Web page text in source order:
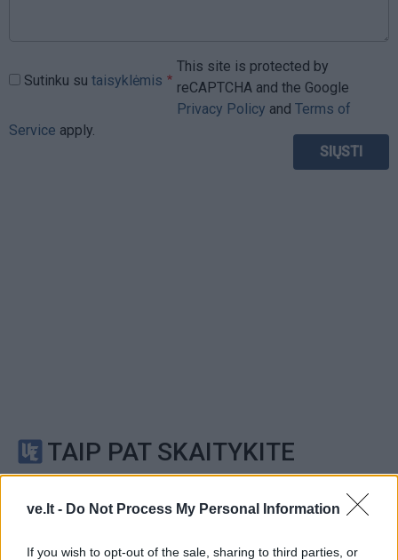
ve.lt - Do Not Process My Personal Information
If you wish to opt-out of the sale, sharing to third parties, or
Sutinku su taisyklėmis
This site is protected by
reCAPTCHA and the Google
Privacy Policy and Terms of
Service apply.
TAIP PAT SKAITYKITE